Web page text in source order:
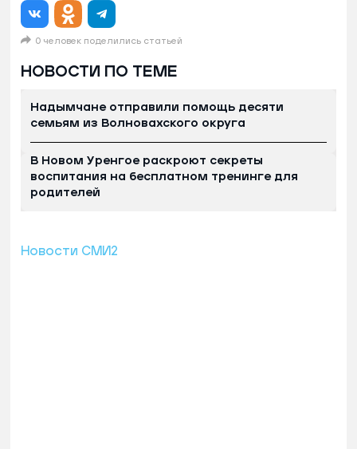
0 человек поделились статьей
НОВОСТИ ПО ТЕМЕ
Надымчане отправили помощь десяти
семьям из Волновахского округа
В Новом Уренгое раскроют секреты
воспитания на бесплатном тренинге для
родителей
Новости СМИ2